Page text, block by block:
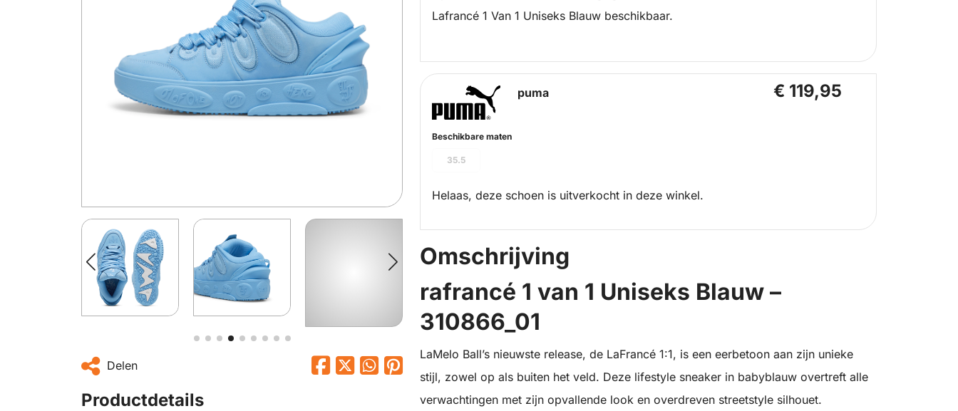
Delen
Productdetails
Lafrancé 1 Van 1 Uniseks Blauw beschikbaar.
puma
Beschikbare maten
35.5
Helaas, deze schoen is uitverkocht in deze winkel.
€ 119,95
Omschrijving
rafrancé 1 van 1 Uniseks Blauw –
310866_01
LaMelo Ball’s nieuwste release, de LaFrancé 1:1, is een eerbetoon aan zijn unieke
stijl, zowel op als buiten het veld. Deze lifestyle sneaker in babyblauw overtreft alle
verwachtingen met zijn opvallende look en overdreven streetstyle silhouet.